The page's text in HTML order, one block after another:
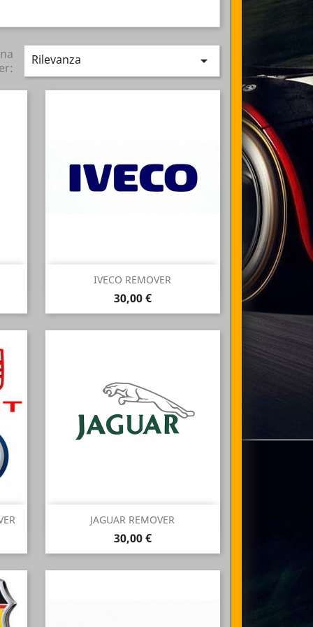
Rilevanza 
IVECO REMOVER
Prezzo
30,00 €
Anteprima
JAGUAR REMOVER
Prezzo
30,00 €
Anteprima